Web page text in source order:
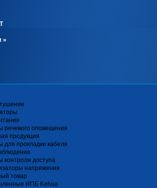
»
речевого оповещения
продукция
для прокладки кабеля
контроля доступа
напряжения
товар
ИПБ Kehua